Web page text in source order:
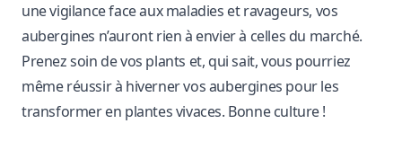
une vigilance face aux maladies et ravageurs, vos
aubergines n’auront rien à envier à celles du marché.
Prenez soin de vos plants et, qui sait, vous pourriez
même réussir à hiverner vos aubergines pour les
transformer en plantes vivaces. Bonne culture !